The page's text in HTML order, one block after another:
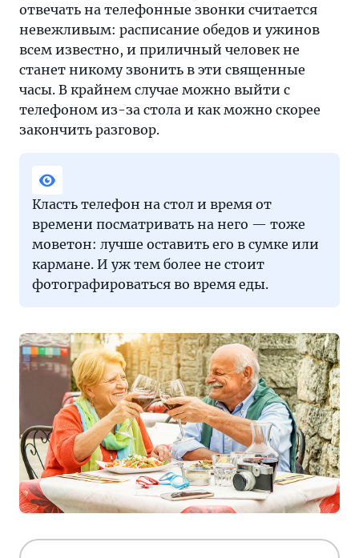
отвечать на телефонные звонки считается
невежливым: расписание обедов и ужинов
всем известно, и приличный человек не
станет никому звонить в эти священные
часы. В крайнем случае можно выйти с
телефоном из-за стола и как можно скорее
закончить разговор.
Класть телефон на стол и время от
времени посматривать на него — тоже
моветон: лучше оставить его в сумке или
кармане. И уж тем более не стоит
фотографироваться во время еды.